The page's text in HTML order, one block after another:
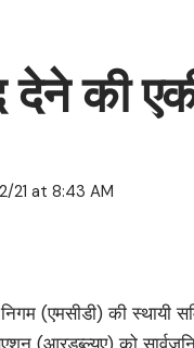
देने की
21 at 8:43 AM
निगम (एमसीडी) की